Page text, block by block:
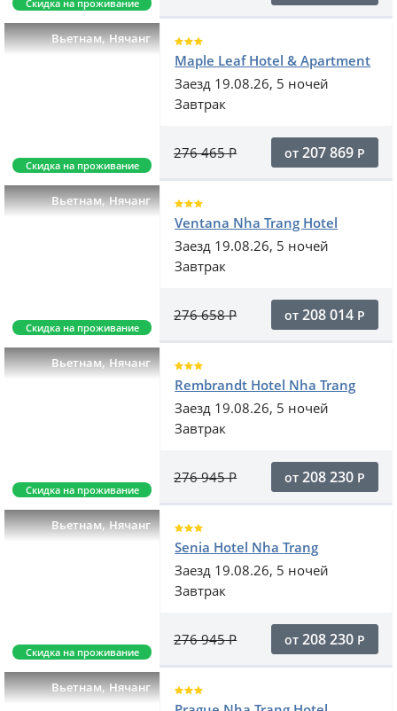
Скидка на проживание
Вьетнам,Нячанг
Скидка на проживание
Maple Leaf Hotel & Apartment
Заезд 19.08.26, 5 ночей
Завтрак
276 465Р от 207 869 Р
Вьетнам,Нячанг
Скидка на проживание
Ventana Nha Trang Hotel
Заезд 19.08.26, 5 ночей
Завтрак
276 658Р от 208 014 Р
Вьетнам,Нячанг
Скидка на проживание
Rembrandt Hotel Nha Trang
Заезд 19.08.26, 5 ночей
Завтрак
276 945Р от 208 230 Р
Вьетнам,Нячанг
Скидка на проживание
Senia Hotel Nha Trang
Заезд 19.08.26, 5 ночей
Завтрак
276 945Р от 208 230 Р
Вьетнам,Нячанг